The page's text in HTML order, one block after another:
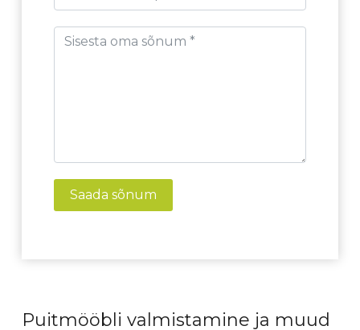
Saada sõnum
Puitmööbli valmistamine ja muud